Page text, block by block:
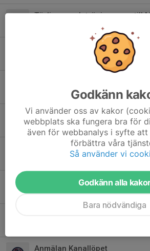
Buss till Söderköpings
14 maj, 23:02
Anmälan Finspångs stadslopp
10 maj, 19:03
KM 3000 m den 14/5
29 apr, 22:19
Startplats till Kanallöpet
29 apr, 19:40
Anmälan Kanallöpet
Godkänn
Vi använder oss av kakor
webbplats ska fungera bra för
även för webbanalys i syfte
förbättra våra
Så använder vi
Godkänn alla
Bara nödvändiga